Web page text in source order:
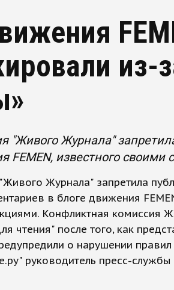
из-
"Живого Журнала"
FEMEN, известного
Журнала" запретила
в блоге движения
Конфликтная комиссия
чтения" после того, как
о нарушении
руководитель пресс-службы